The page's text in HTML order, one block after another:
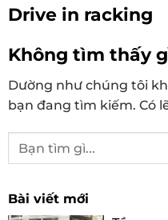
Drive in racking
Không tìm thấy
Dường như chúng tôi
bạn đang tìm kiếm. Có
Bài viết mới